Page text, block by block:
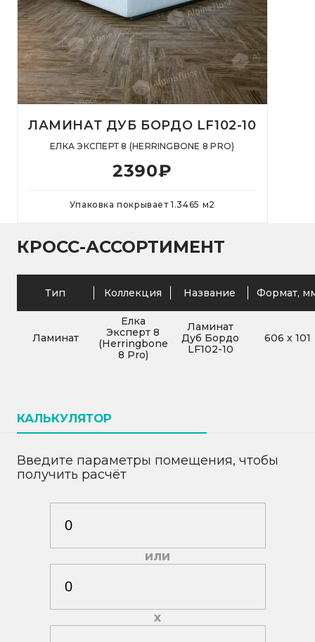
ЛАМИНАТ ДУБ БОРДО LF102-10
ЕЛКА ЭКСПЕРТ 8 (HERRINGBONE 8 PRO)
2390₽
Упаковка покрывает1.3465 м2
КРОСС-АССОРТИМЕНТ
Тип Коллекция Название Формат,
Ламинат
Елка
Эксперт 8
(Herringbone
8 Pro)
Ламинат
Дуб Бордо
LF102-10
606 x 101
КАЛЬКУЛЯТОР
Введите параметры помещения, чтобы
получить расчёт
или
х